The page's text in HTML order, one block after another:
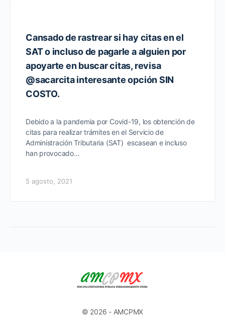
Cansado de rastrear si hay citas en el
SAT o incluso de pagarle a alguien por
apoyarte en buscar citas, revisa
@sacarcita interesante opción SIN
COSTO.
Debido a la pandemia por Covid-19, los obtención de
citas para realizar trámites en el Servicio de
Administración Tributaria (SAT) escasean e incluso
han provocado…
5 agosto, 2021
© 2026 - AMCPMX